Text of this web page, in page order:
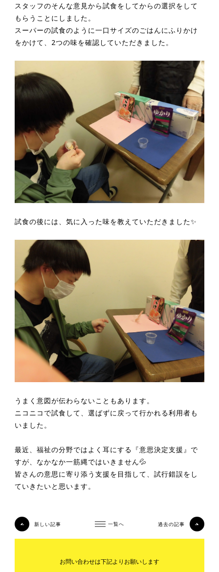
スタッフのそんな意見から試食をしてからの選択をして
もらうことにしました。
スーパーの試食のように一口サイズのごはんにふりかけ
をかけて、2つの味を確認していただきました。
試食の後には、気に入った味を教えていただきました✨
うまく意図が伝わらないこともあります。
ニコニコで試食して、選ばずに戻って行かれる利用者も
いました。
最近、福祉の分野ではよく耳にする『意思決定支援』で
すが、なかなか一筋縄ではいきません💦
皆さんの意思に寄り添う支援を目指して、試行錯誤をし
ていきたいと思います。
一覧へ
新しい記事 過去の記事
お問い合わせは下記よりお願いします